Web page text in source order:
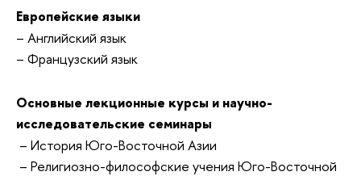
Европейские языки
– Английский язык
– Французский язык
Основные лекционные курсы и научно-
исследовательские семинары
– История Юго-Восточной Азии
– Религиозно-философские учения Юго-Восточной